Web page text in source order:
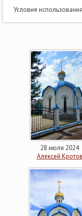
Условия
28 июля 2024
Алексей Кротов